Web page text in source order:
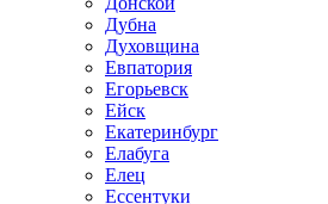
Дубна
Духовщина
Евпатория
Егорьевск
Ейск
Екатеринбург
Елабуга
Елец
Ессентуки